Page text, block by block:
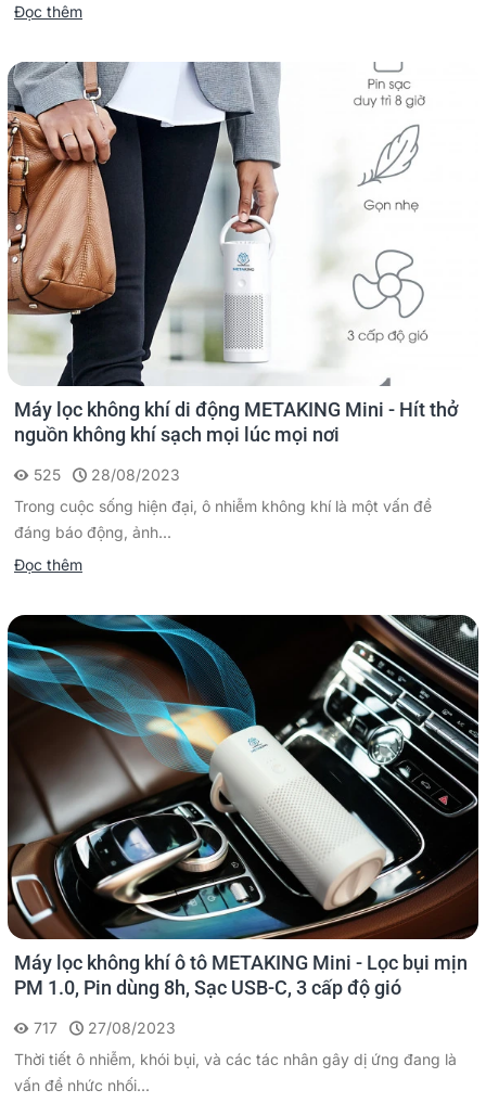
Đọc thêm
Máy lọc không khí di động METAKING Mini - Hít thở
nguồn không khí sạch mọi lúc mọi nơi
525
28/08/2023
Trong cuộc sống hiện đại, ô nhiễm không khí là một vấn đề
đáng báo động, ảnh...
Đọc thêm
Máy lọc không khí ô tô METAKING Mini - Lọc bụi mịn
PM 1.0, Pin dùng 8h, Sạc USB-C, 3 cấp độ gió
717
27/08/2023
Thời tiết ô nhiễm, khói bụi, và các tác nhân gây dị ứng đang là
vấn đề nhức nhối...